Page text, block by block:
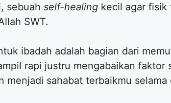
sebuah self-healing kecil agar fisik
SWT.
ibadah adalah bagian dari
rapi justru mengabaikan faktor
menjadi sahabat terbaikmu selama